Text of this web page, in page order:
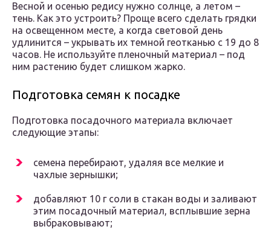
Весной и осенью редису нужно солнце, а летом –
тень. Как это устроить? Проще всего сделать грядки
на освещенном месте, а когда световой день
удлинится – укрывать их темной геотканью с 19 до 8
часов. Не используйте пленочный материал – под
ним растению будет слишком жарко.
Подготовка семян к посадке
Подготовка посадочного материала включает
следующие этапы:
семена перебирают, удаляя все мелкие и
чахлые зернышки;
добавляют 10 г соли в стакан воды и заливают
этим посадочный материал, всплывшие зерна
выбраковывают;